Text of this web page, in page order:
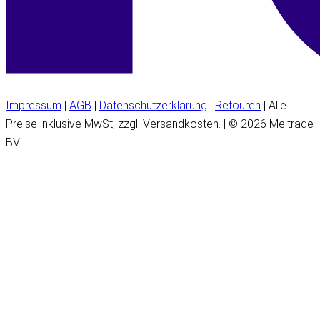
Impressum AGB Datenschutzerklärung Retouren | Alle
Preise inklusive MwSt, zzgl. Versandkosten. | © 2026 Meitrade
BV